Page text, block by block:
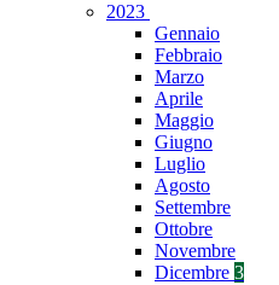
2023
Gennaio
Febbraio
Marzo
Aprile
Maggio
Giugno
Luglio
Agosto
Settembre
Ottobre
Novembre
Dicembre 3